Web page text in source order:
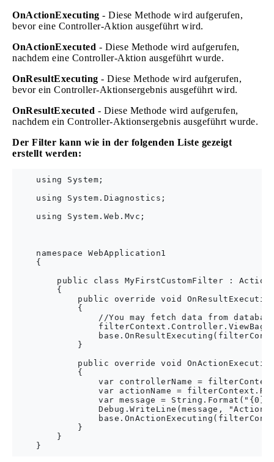
OnActionExecuting - Diese Methode wird aufgerufen,
bevor eine Controller-Aktion ausgeführt wird.
OnActionExecuted - Diese Methode wird aufgerufen,
nachdem eine Controller-Aktion ausgeführt wurde.
OnResultExecuting - Diese Methode wird aufgerufen,
bevor ein Controller-Aktionsergebnis ausgeführt wird.
OnResultExecuted - Diese Methode wird aufgerufen,
nachdem ein Controller-Aktionsergebnis ausgeführt wurde.
Der Filter kann wie in der folgenden Liste gezeigt
erstellt werden:
    using System;
    using System.Diagnostics;
    using System.Web.Mvc;
    namespace WebApplication1
    {
public class MyFirstCustomFilter :
        {
public override void
            {
//You may fetch data from
            }
public override void
            {
var controllerName =
var actionName =
var message = String.Format("{0}
Debug.WriteLine(message, "Action
            }
        }